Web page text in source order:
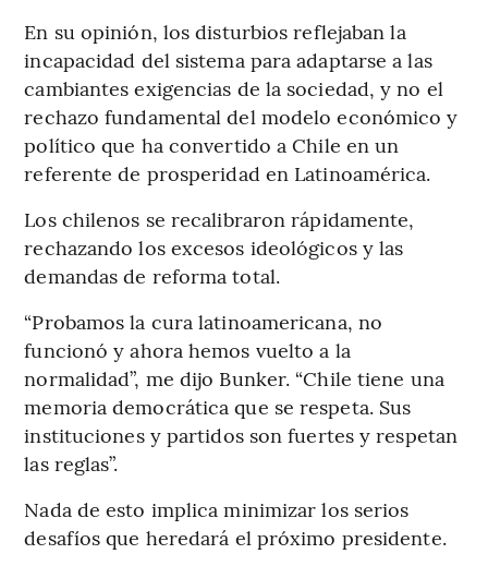
En su opinión, los disturbios reflejaban la
incapacidad del sistema para adaptarse a las
cambiantes exigencias de la sociedad, y no el
rechazo fundamental del modelo económico y
político que ha convertido a Chile en un
referente de prosperidad en Latinoamérica.
Los chilenos se recalibraron rápidamente,
rechazando los excesos ideológicos y las
demandas de reforma total.
“Probamos la cura latinoamericana, no
funcionó y ahora hemos vuelto a la
normalidad”, me dijo Bunker. “Chile tiene una
memoria democrática que se respeta. Sus
instituciones y partidos son fuertes y respetan
las reglas”.
Nada de esto implica minimizar los serios
desafíos que heredará el próximo presidente.